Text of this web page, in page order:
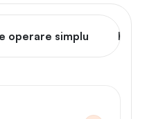
operare simplu